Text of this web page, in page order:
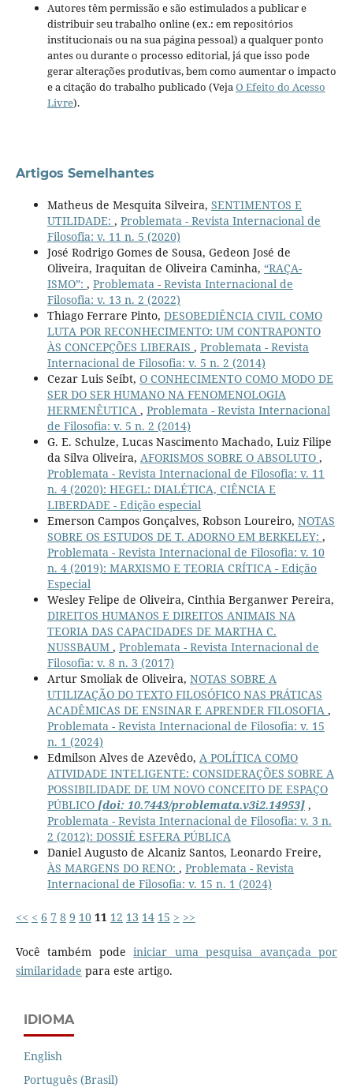
Autores têm permissão e são estimulados a publicar e
distribuir seu trabalho online (ex.: em repositórios
institucionais ou na sua página pessoal) a qualquer ponto
antes ou durante o processo editorial, já que isso pode
gerar alterações produtivas, bem como aumentar o impacto
e a citação do trabalho publicado (VejaO Efeito do Acesso
Livre).
Artigos Semelhantes
Matheus de Mesquita Silveira, SENTIMENTOS E
UTILIDADE: , Problemata - Revista Internacional de
Filosofia: v. 11 n. 5 (2020)
José Rodrigo Gomes de Sousa, Gedeon José de
Oliveira, Iraquitan de Oliveira Caminha, “RAÇA-
ISMO”: , Problemata - Revista Internacional de
Filosofia: v. 13 n. 2 (2022)
Thiago Ferrare Pinto, DESOBEDIÊNCIA CIVIL COMO
LUTA POR RECONHECIMENTO: UM CONTRAPONTO
ÀS CONCEPÇÕES LIBERAIS , Problemata - Revista
Internacional de Filosofia: v. 5 n. 2 (2014)
Cezar Luis Seibt, O CONHECIMENTO COMO MODO DE
SER DO SER HUMANO NA FENOMENOLOGIA
HERMENÊUTICA , Problemata - Revista Internacional
de Filosofia: v. 5 n. 2 (2014)
G. E. Schulze, Lucas Nascimento Machado, Luiz Filipe
da Silva Oliveira, AFORISMOS SOBRE O ABSOLUTO ,
Problemata - Revista Internacional de Filosofia: v. 11
n. 4 (2020): HEGEL: DIALÉTICA, CIÊNCIA E
LIBERDADE - Edição especial
Emerson Campos Gonçalves, Robson Loureiro, NOTAS
SOBRE OS ESTUDOS DE T. ADORNO EM BERKELEY: ,
Problemata - Revista Internacional de Filosofia: v. 10
n. 4 (2019): MARXISMO E TEORIA CRÍTICA - Edição
Especial
Wesley Felipe de Oliveira, Cinthia Berganwer Pereira,
DIREITOS HUMANOS E DIREITOS ANIMAIS NA
TEORIA DAS CAPACIDADES DE MARTHA C.
NUSSBAUM , Problemata - Revista Internacional de
Filosofia: v. 8 n. 3 (2017)
Artur Smoliak de Oliveira, NOTAS SOBRE A
UTILIZAÇÃO DO TEXTO FILOSÓFICO NAS PRÁTICAS
ACADÊMICAS DE ENSINAR E APRENDER FILOSOFIA ,
Problemata - Revista Internacional de Filosofia: v. 15
n. 1 (2024)
Edmilson Alves de Azevêdo, A POLÍTICA COMO
ATIVIDADE INTELIGENTE: CONSIDERAÇÕES SOBRE A
POSSIBILIDADE DE UM NOVO CONCEITO DE ESPAÇO
PÚBLICO [doi: 10.7443/problemata.v3i2.14953],
Problemata - Revista Internacional de Filosofia: v. 3 n.
2 (2012): DOSSIÊ ESFERA PÚBLICA
Daniel Augusto de Alcaniz Santos, Leonardo Freire,
ÀS MARGENS DO RENO: , Problemata - Revista
Internacional de Filosofia: v. 15 n. 1 (2024)
<< < 6 7 8 9 10 11 12 13 14 15 > >>
Você também podeiniciar uma pesquisa avançada por
similaridade para este artigo.
IDIOMA
English
Português (Brasil)